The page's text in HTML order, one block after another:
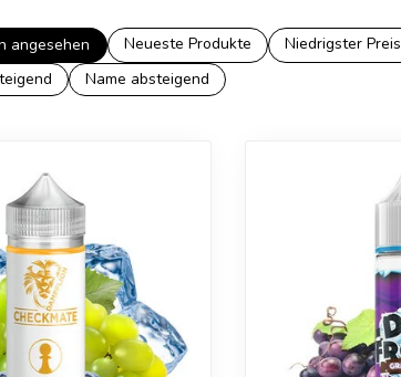
angesehen Neueste Produkte Niedrigster Preis
Name absteigend